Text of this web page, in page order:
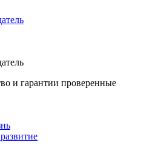
и гарантии проверенные